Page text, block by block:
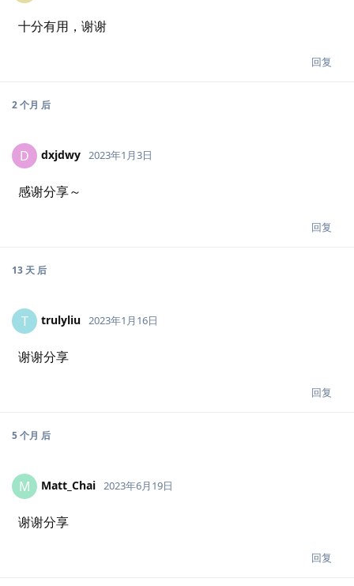
十分有用，谢谢
回复
2 个月 后
D dxjdwy 2023年1月3日
感谢分享～
回复
13 天 后
T trulyliu 2023年1月16日
谢谢分享
回复
5 个月 后
M Matt_Chai 2023年6月19日
谢谢分享
回复